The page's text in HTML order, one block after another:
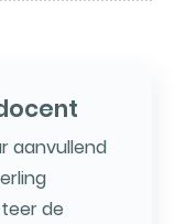
aanvullend
de